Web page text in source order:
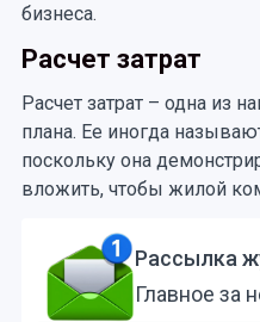
бизнеса.
Расчет затрат
Расчет затрат – одна из
плана. Ее иногда
поскольку она
вложить, чтобы жилой
Рассылка
Главное за